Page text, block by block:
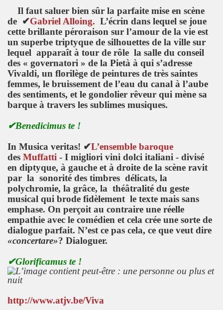
Il faut saluer bien sûr la parfaite mise en scène
de ✔Gabriel Alloing. L’écrin dans lequel se joue
cette brillante péroraison sur l’amour de la vie est
un superbe triptyque de silhouettes de la ville sur
lequel apparaît à tour de rôle la salle du conseil
des « governatori » de la Pietà à qui s’adresse
Vivaldi, un florilège de peintures de très saintes
femmes, le bruissement de l’eau du canal à l’aube
des sentiments, et le gondolier rêveur qui mène sa
barque à travers les sublimes musiques.
✔Benedicimus te !
In Musica veritas! ✔L’ensemble baroque
des Muffatti - I migliori vini dolci italiani - divisé
en diptyque, à gauche et à droite de la scène ravit
par la sonorité des timbres délicats, la
polychromie, la grâce, la théâtralité du geste
musical qui brode fidèlement le texte mais sans
emphase. On perçoit au contraire une réelle
empathie avec le comédien et cela crée une sorte de
dialogue parfait. N’est ce pas cela, ce que veut dire
«concertare»? Dialoguer.
✔Glorificamus te !
http://www.atjv.be/Viva